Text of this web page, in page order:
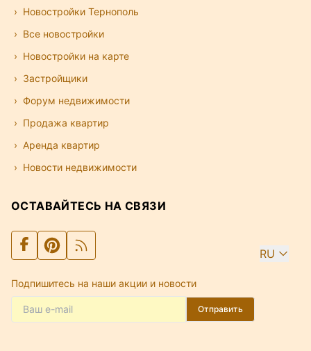
Новостройки Тернополь
Все новостройки
Новостройки на карте
Застройщики
Форум недвижимости
Продажа квартир
Аренда квартир
Новости недвижимости
ОСТАВАЙТЕСЬ НА СВЯЗИ
RU
Подпишитесь на наши акции и новости
Отправить